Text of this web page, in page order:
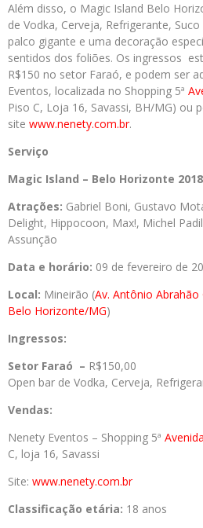
Além disso, o Magic Island Belo
de Vodka, Cerveja, Refrigerante,
palco gigante e uma decoração
sentidos dos foliões. Os ingressos
R$150 no setor Faraó, e podem ser
Eventos, localizada no Shopping 5ª
Piso C, Loja 16, Savassi, BH/MG) ou
site www.nenety.com.br.
Serviço
Magic Island – Belo Horizonte 2018
Atrações: Gabriel Boni, Gustavo
Delight, Hippocoon, Max!, Michel
Assunção
Data e horário: 09 de fevereiro de
Local: Mineirão (Av. Antônio Abrahão
Belo Horizonte/MG)
Ingressos:
Setor Faraó – R$150,00
Open bar de Vodka, Cerveja,
Vendas:
Nenety Eventos – Shopping 5ª Avenida
C, loja 16, Savassi
Site: www.nenety.com.br
Classificação etária: 18 anos